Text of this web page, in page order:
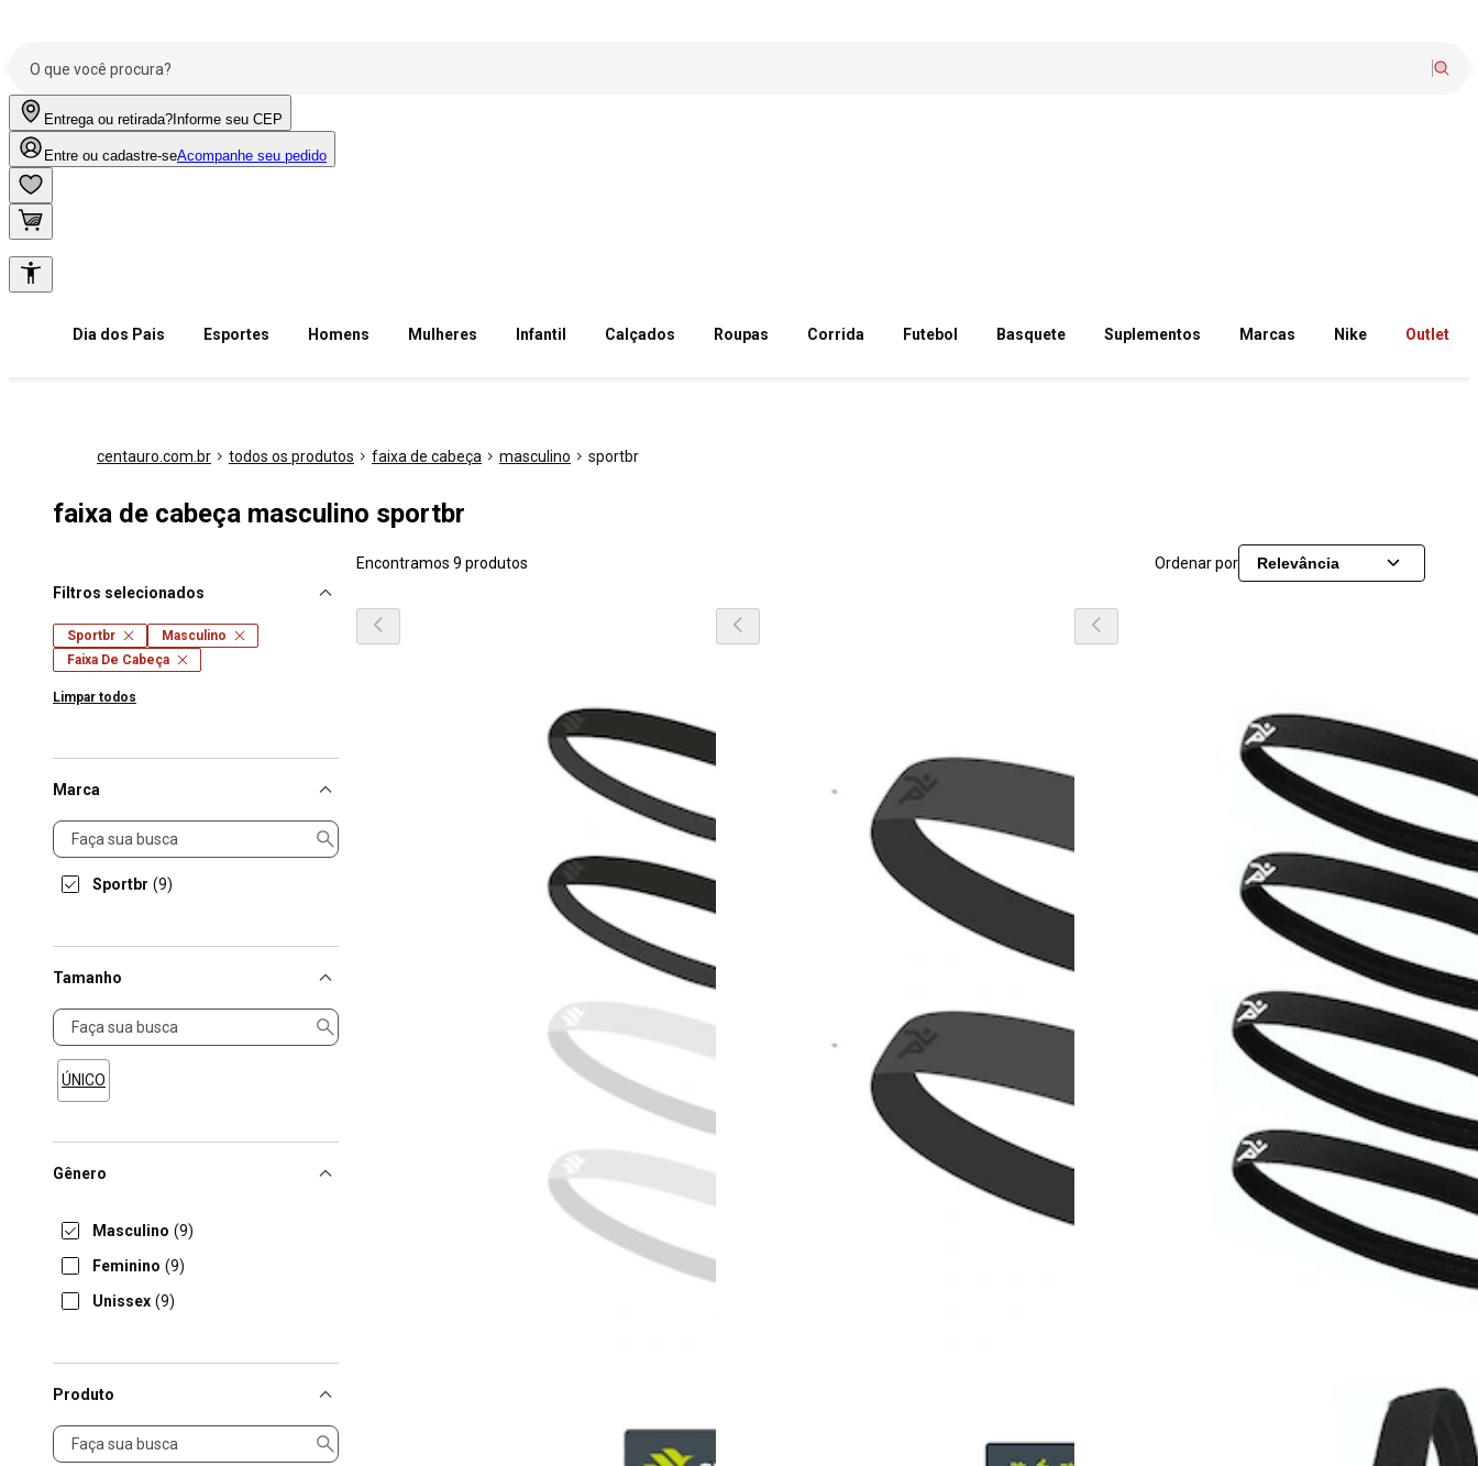
Entrega ou retirada? Informe seu CEP
Entre ou cadastre-seAcompanhe seu pedido
Dia dos Pais Esportes Homens Mulheres Infantil Calçados Roupas Corrida Futebol Basquete Suplementos Marcas Nike Outlet
centauro.com.br todos os produtos faixa de cabeça masculino sportbr
faixa de cabeça masculino sportbr
Filtros selecionados
Sportbr
Masculino
Faixa De Cabeça
Limpar todos
Marca
Marca
Sportbr (9)
Tamanho
Tamanho
ÚNICO
Gênero
Masculino (9)
Feminino (9)
Unissex (9)
Produto
Produto
Encontramos 9 produtos Ordenar por Relevância